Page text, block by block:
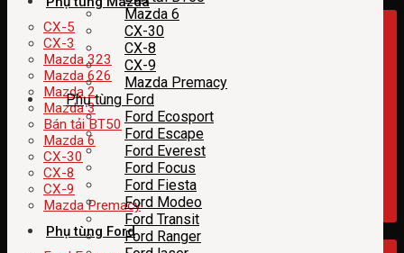
CX-5
CX-3
Mazda 323
Mazda 626
Mazda 2
Mazda 3
Bán tải BT50
Mazda 6
CX-30
CX-8
CX-9
Mazda Premacy
Phụ tùng Ford
Mazda 6
CX-30
CX-8
CX-9
Mazda Premacy
Phụ tùng Ford
Ford Ecosport
Ford Escape
Ford Everest
Ford Focus
Ford Fiesta
Ford Modeo
Ford Transit
Ford Ranger